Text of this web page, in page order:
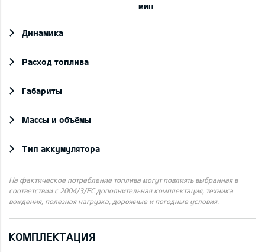
мин
Динамика
Pасход топлива
Габариты
Массы и объёмы
Тип аккумулятора
На фактическое потребление топлива могут повлиять выбранная в
соответствии с 2004/3/ЕС дополнительная комплектация, техника
вождения, полезная нагрузка, дорожные и погодные условия.
КОМПЛЕКТАЦИЯ